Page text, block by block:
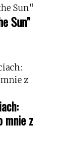
Sun”
mnie z